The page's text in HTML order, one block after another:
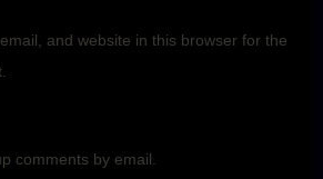
and website in this browser for the
comments by email.